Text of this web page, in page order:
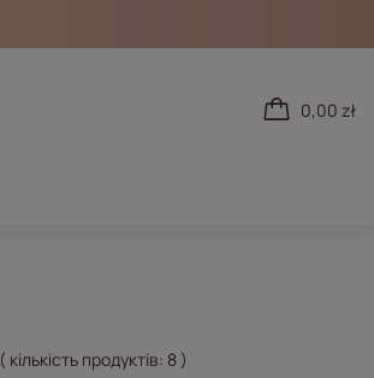
0,00 zł
( кількість продуктів: 8)